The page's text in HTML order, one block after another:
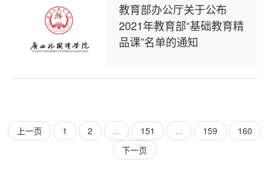
教育部办公厅关于公布
2021年教育部“基础教育精
品课”名单的通知
上一页 1 2 ... 151 ... 159
160
下一页